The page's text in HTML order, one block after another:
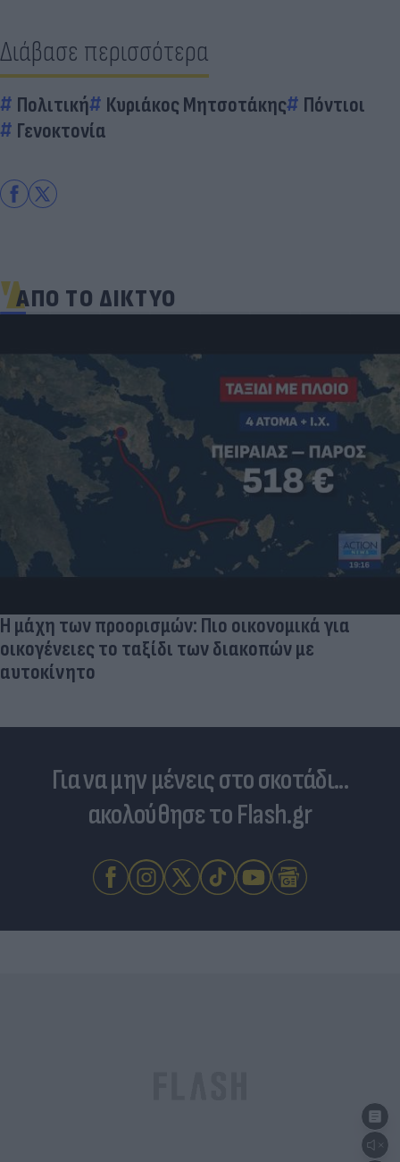
Διάβασε περισσότερα
Πολιτική Κυριάκος Μητσοτάκης
Πόντιοι
Γενοκτονία
ΑΠΟ ΤΟ ΔΙΚΤΥΟ
Η μάχη των προορισμών: Πιο οικονομικά για
οικογένειες το ταξίδι των διακοπών με
αυτοκίνητο
Για να μην μένεις στο σκοτάδι...
ακολούθησε το Flash.gr